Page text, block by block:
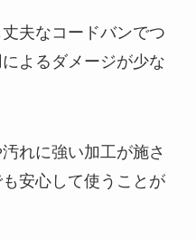
夫なコードバンでつ
よるダメージが少な
れに強い加工が施さ
安心して使うことが